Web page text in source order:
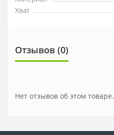
Хват
Отзывов (0)
Нет отзывов об этом товаре.